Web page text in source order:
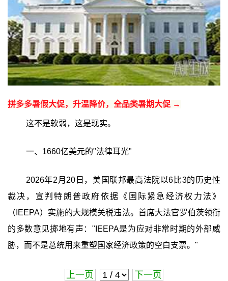
拼多多暑假大促，升温降价，全品类暑期大促 →
这不是软弱，这是现实。
一、1660亿美元的"法律耳光"
2026年2月20日，美国联邦最高法院以6比3的历史性
裁决，宣判特朗普政府依据《国际紧急经济权力法》
（IEEPA）实施的大规模关税违法。首席大法官罗伯茨领衔
的多数意见掷地有声："IEEPA是为应对非常时期的外部威
胁，而不是总统用来重塑国家经济政策的空白支票。"
上一页 下一页